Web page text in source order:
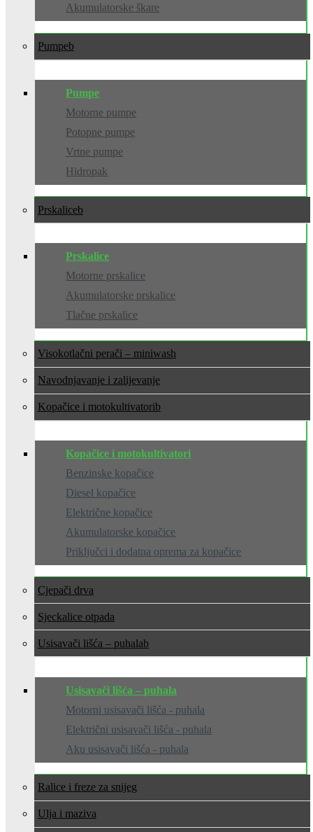
Akumulatorske škare
Pumpe
Pumpe
Motorne pumpe
Potopne pumpe
Vrtne pumpe
Hidropak
Prskalice
Prskalice
Motorne prskalice
Akumulatorske prskalice
Tlačne prskalice
Visokotlačni perači – miniwash
Navodnjavanje i zalijevanje
Kopačice i motokultivatori
Kopačice i motokultivatori
Benzinske kopačice
Diesel kopačice
Električne kopačice
Akumulatorske kopačice
Priključci i dodatna oprema za kopačice
Cjepači drva
Sjeckalice otpada
Usisavači lišća – puhala
Usisavači lišća – puhala
Motorni usisavači lišća - puhala
Električni usisavači lišća - puhala
Aku usisavači lišća - puhala
Ralice i freze za snijeg
Ulja i maziva